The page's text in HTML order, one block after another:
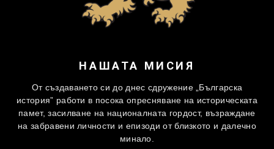
НАШАТА МИСИЯ
От създаването си до днес сдружение „Българска
история” работи в посока опресняване на историческата
памет, засилване на националната гордост, възраждане
на забравени личности и епизоди от близкото и далечно
минало.